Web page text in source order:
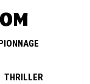
THRILLER